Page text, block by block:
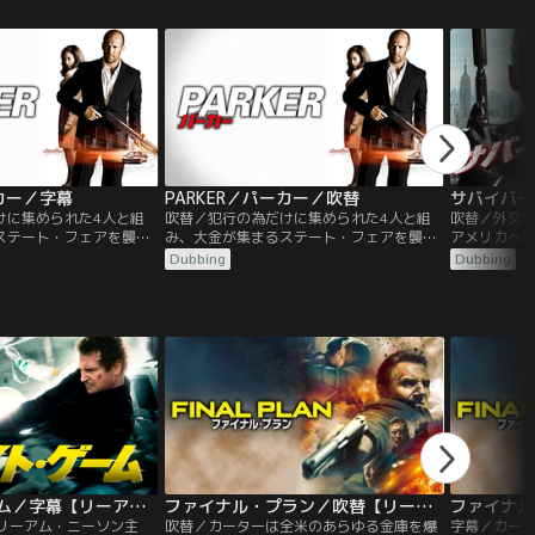
才知と十呼吸の間だ
せ持つ青年。15年前
の真相を探るため、
うとした雲襄は、美
シュー・ヤーナン）
ことに。凄腕の剣客・
ャン）こと金彪（ジ
に憧れる富商の跡取
・ミンユー）も仲間
に狙われながら旅を
（ふくしゅう）を果た
れる。刃と知略がぶつ
の結末は…。
ー／字幕
に集められた4人と組
テート・フェアを襲撃
ー を巻き込み、壮絶な
しかし、その背後には
刺客が息を潜めてい
PARKER／パーカー／吹替
吹替／犯行の為だけに集められた4人と組
み、大金が集まるステート・フェアを襲撃
したパーカー。見事強奪に成功するも4人
組はパーカーに瀕死の重傷を負わせ分け前
中に出会ったレスリー を巻き込み、壮絶な
復讐劇を開始するーしかし、その背後には
彼の命を狙う最凶の刺客が息を潜めてい
た…
Dubbing
吹替／外交
アメリカへ
月29日、ケ
が、その直
亡を続けな
Dubbing
フライト・ゲーム／字幕【リーアム・ニーソン主演】
ーアム・ニーソン主
ファイナル・プラン／吹替【リーアム・ニーソン主演】
吹替／カーターは全米のあらゆる金庫を爆 字幕／カー